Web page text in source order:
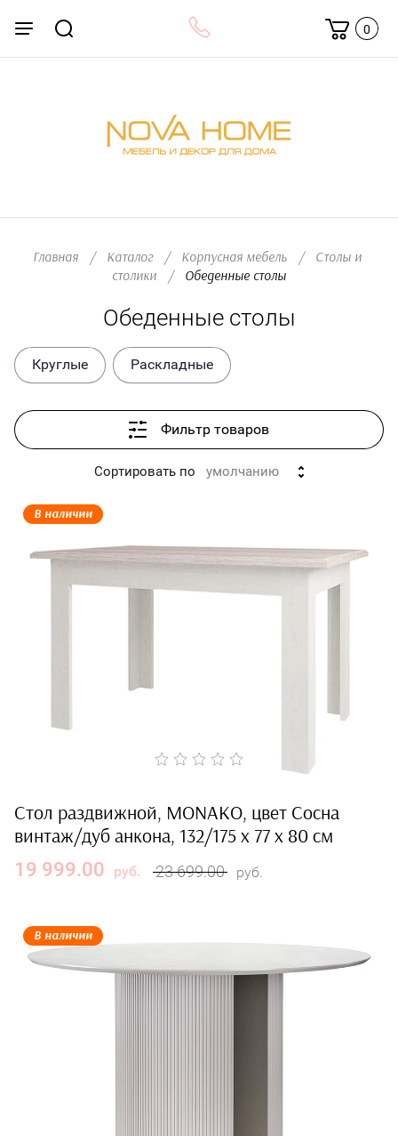
0
Главная / Каталог / Корпусная мебель /
Столы и
столики
/
  Обеденные столы
Обеденные столы
Круглые Раскладные
Фильтр товаров
Сортировать по умолчанию
В наличии
Стол раздвижной, MONAKO, цвет Сосна
винтаж/дуб анкона, 132/175 x 77 x 80 см
19 999.00 руб. 23 699.00 руб.
В наличии